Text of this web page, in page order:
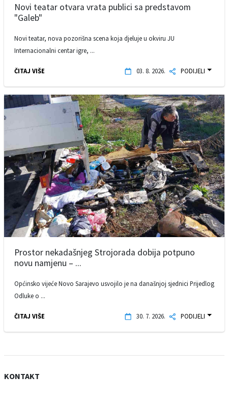
Novi teatar otvara vrata publici sa predstavom
"Galeb"
Novi teatar, nova pozorišna scena koja djeluje u okviru JU
Internacionalni centar igre, ...
ČITAJ VIŠE 03. 8. 2026. PODIJELI
Prostor nekadašnjeg Strojorada dobija potpuno
novu namjenu – ...
Općinsko vijeće Novo Sarajevo usvojilo je na današnjoj sjednici Prijedlog
Odluke o ...
ČITAJ VIŠE 30. 7. 2026. PODIJELI
KONTAKT